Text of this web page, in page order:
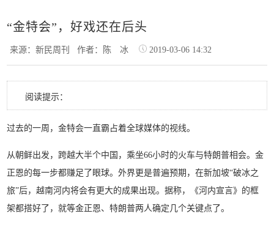
“金特会”，好戏还在后头
来源：新民周刊作者：陈 冰 2019-03-06 14:32
阅读提示：
过去的一周，金特会一直霸占着全球媒体的视线。
从朝鲜出发，跨越大半个中国，乘坐66小时的火车与特朗普相会。金
正恩的每一步都赚足了眼球。外界更是普遍预期，在新加坡“破冰之
旅”后，越南河内将会有更大的成果出现。据称，《河内宣言》的框
架都搭好了，就等金正恩、特朗普两人确定几个关键点了。